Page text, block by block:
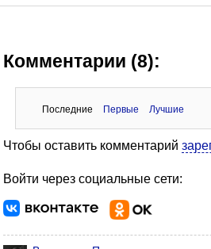
Комментарии (8):
Последние Первые Лучшие
Чтобы оставить комментарий
Войти через социальные сети: